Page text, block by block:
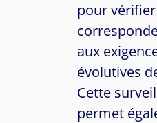
pour vérifier
aux
évolutives
Cette
permet